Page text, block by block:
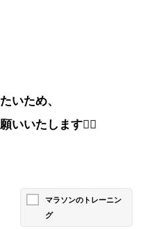
いため、
いいたします🙇‍♂️
マラソンのトレーニン
グ